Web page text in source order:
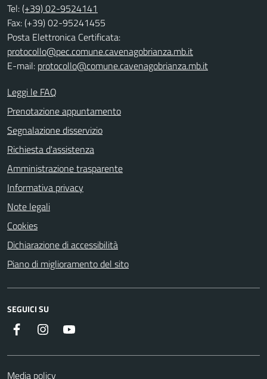
Tel:(+39) 02-9524141
Fax: (+39) 02-95241455
Posta Elettronica Certificata:
protocollo@pec.comune.cavenagobrianza.mb.it
E-mail: protocollo@comune.cavenagobrianza.mb.it
Leggi le FAQ
Prenotazione appuntamento
Segnalazione disservizio
Richiesta d'assistenza
Amministrazione trasparente
Informativa privacy
Note legali
Cookies
Dichiarazione di accessibilità
Piano di miglioramento del sito
SEGUICI SU
Facebook Instagram
Media policy